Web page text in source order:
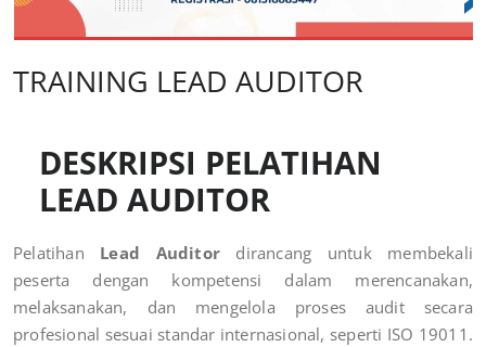
TRAINING LEAD AUDITOR
DESKRIPSI PELATIHAN
LEAD AUDITOR
Pelatihan Lead Auditordirancang untuk membekali
peserta dengan kompetensi dalam merencanakan,
melaksanakan, dan mengelola proses audit secara
profesional sesuai standar internasional, seperti ISO 19011.